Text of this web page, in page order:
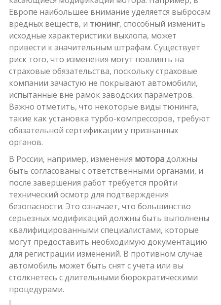
Европе наибольшее внимание уделяется выбросам
вредных веществ, и тюнинг, способный изменить
исходные характеристики выхлопа, может
привести к значительным штрафам. Существует
риск того, что изменения могут повлиять на
страховые обязательства, поскольку страховые
компании зачастую не покрывают автомобили,
испытанные вне рамок заводских параметров.
Важно отметить, что некоторые виды тюнинга,
такие как установка турбо-компрессоров, требуют
обязательной сертификации у признанных
органов.
В России, например, изменения моторадолжны
быть согласованы с ответственными органами, и
после завершения работ требуется пройти
технический осмотр для подтверждения
безопасности. Это означает, что большинство
серьезных модификаций должны быть выполнены
квалифицированными специалистами, которые
могут предоставить необходимую документацию
для регистрации изменений. В противном случае
автомобиль может быть снят с учета или вы
столкнетесь с длительными бюрократическими
процедурами.